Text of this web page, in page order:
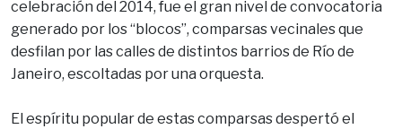
celebración del 2014, fue el gran nivel de convocatoria
generado por los “blocos”, comparsas vecinales que
desfilan por las calles de distintos barrios de Río de
Janeiro, escoltadas por una orquesta.
El espíritu popular de estas comparsas despertó el